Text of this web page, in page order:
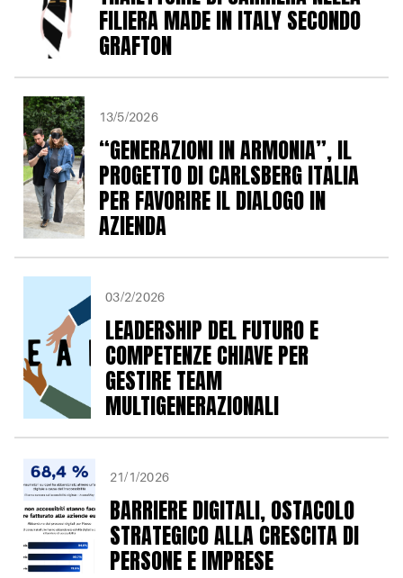
FILIERA MADE IN ITALY SECONDO
GRAFTON
13/5/2026
“GENERAZIONI IN ARMONIA”, IL
PROGETTO DI CARLSBERG ITALIA
PER FAVORIRE IL DIALOGO IN
AZIENDA
03/2/2026
LEADERSHIP DEL FUTURO E
COMPETENZE CHIAVE PER
GESTIRE TEAM
MULTIGENERAZIONALI
21/1/2026
BARRIERE DIGITALI, OSTACOLO
STRATEGICO ALLA CRESCITA DI
PERSONE E IMPRESE